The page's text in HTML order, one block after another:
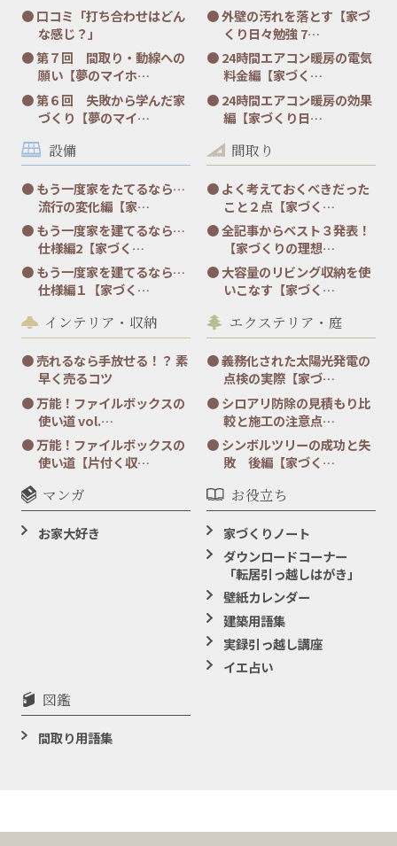
口コミ「打ち合わせはどん
な感じ？」
第７回 間取り・動線への
願い【夢のマイホ…
第６回 失敗から学んだ家
づくり【夢のマイ…
外壁の汚れを落とす【家づ
くり日々勉強 7…
24時間エアコン暖房の電気
料金編【家づく…
24時間エアコン暖房の効果
編【家づくり日…
設備
もう一度家をたてるなら…
流行の変化編【家…
もう一度家を建てるなら…
仕様編2【家づく…
もう一度家を建てるなら…
仕様編１【家づく…
間取り
よく考えておくべきだった
こと２点【家づく…
全記事からベスト３発表！
【家づくりの理想…
大容量のリビング収納を使
いこなす【家づく…
インテリア・収納
売れるなら手放せる！？ 素
早く売るコツ
万能！ファイルボックスの
使い道 vol.…
万能！ファイルボックスの
使い道【片付く収…
エクステリア・庭
義務化された太陽光発電の
点検の実際【家づ…
シロアリ防除の見積もり比
較と施工の注意点…
シンボルツリーの成功と失
敗 後編【家づく…
マンガ
お家大好き
お役立ち
家づくりノート
ダウンロードコーナー
「転居引っ越しはがき」
壁紙カレンダー
建築用語集
実録引っ越し講座
イエ占い
図鑑
間取り用語集